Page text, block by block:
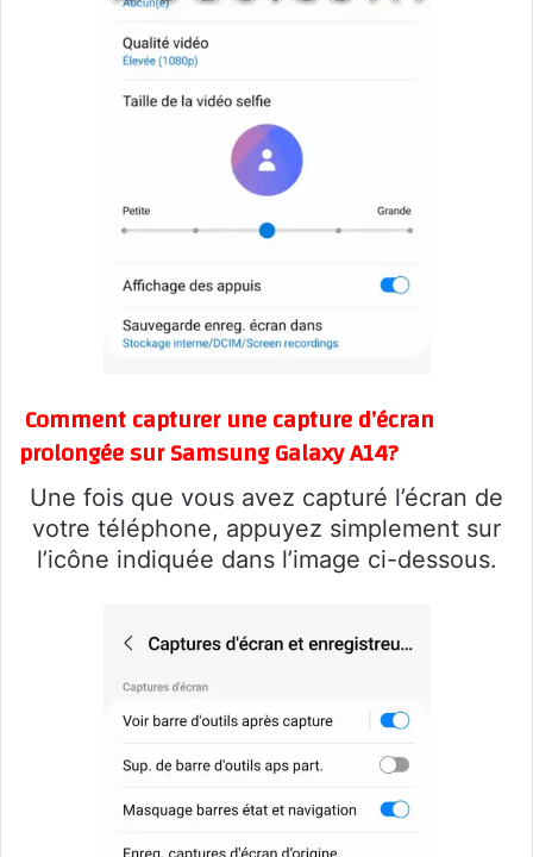
Comment capturer une capture d’écran
prolongée sur Samsung Galaxy A14?
Une fois que vous avez capturé l’écran de
votre téléphone, appuyez simplement sur
l’icône indiquée dans l’image ci-dessous.